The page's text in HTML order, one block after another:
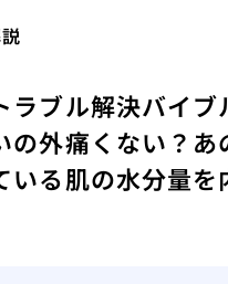
ラブル解決バイ
の外痛くない？あ
いる肌の水分量